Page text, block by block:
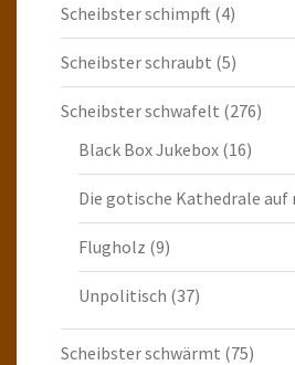
Scheibster schimpft (4)
Scheibster schraubt (5)
Scheibster schwafelt (276)
Black Box Jukebox (16)
Die gotische Kathedrale auf
Flugholz (9)
Unpolitisch (37)
Scheibster schwärmt (75)